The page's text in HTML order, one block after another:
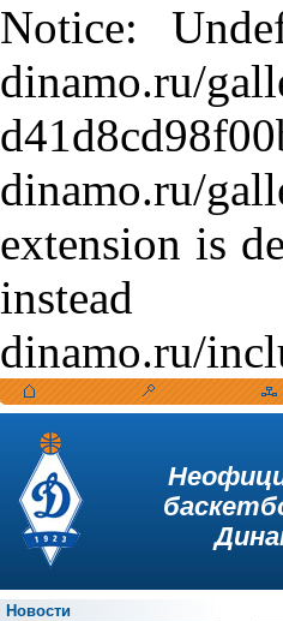
Notice:
dinamo.ru/
extension is
instead
dinamo.ru/
Новости